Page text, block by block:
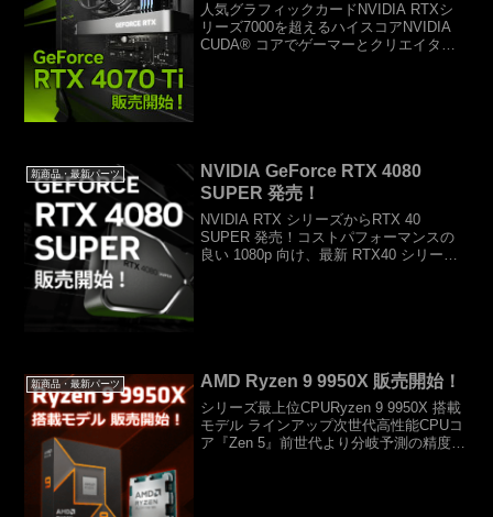
人気グラフィックカードNVIDIA RTXシ
リーズ7000を超えるハイスコアNVIDIA
CUDA® コアでゲーマーとクリエイター
新商品・最新パーツ
NVIDIA GeForce RTX 4080
SUPER 発売！
NVIDIA RTX シリーズからRTX 40
SUPER 発売！コストパフォーマンスの
良い 1080p 向け、最新 RTX40 シリーズ
新商品・最新パーツ AMD Ryzen 9 9950X 販売開始！
シリーズ最上位CPURyzen 9 9950X 搭載
モデル ラインアップ次世代高性能CPUコ
ア『Zen 5』前世代より分岐予測の精度と